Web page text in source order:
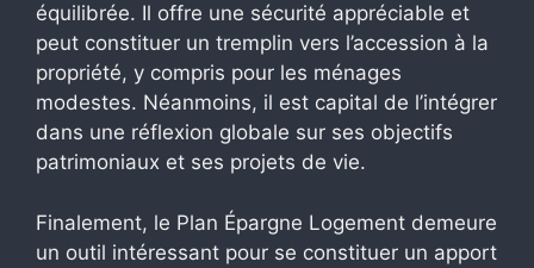
équilibrée. Il offre une sécurité appréciable et
peut constituer un tremplin vers l’accession à la
propriété, y compris pour les ménages
modestes. Néanmoins, il est capital de l’intégrer
dans une réflexion globale sur ses objectifs
patrimoniaux et ses projets de vie.
Finalement, le Plan Épargne Logement demeure
un outil intéressant pour se constituer un apport